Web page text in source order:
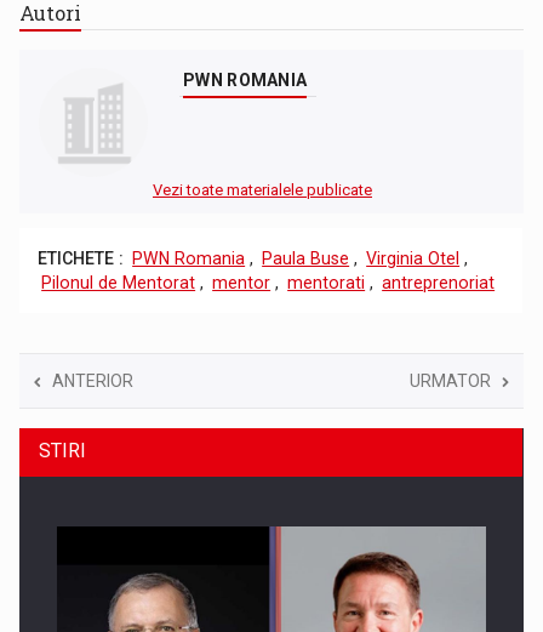
Autori
PWN ROMANIA
Vezi toate materialele publicate
ETICHETE : PWN Romania , Paula Buse , Virginia Otel ,
Pilonul de Mentorat , mentor , mentorati , antreprenoriat
ANTERIOR URMATOR
STIRI